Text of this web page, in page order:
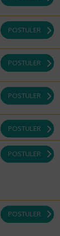
POSTULER
POSTULER
POSTULER
POSTULER
POSTULER
POSTULER